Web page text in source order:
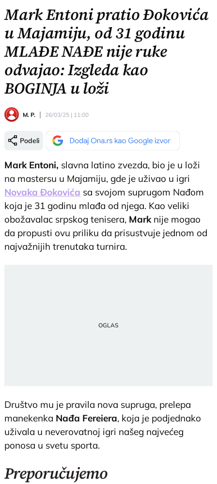
Mark Entoni pratio Đokovića
u Majamiju, od 31 godinu
MLAĐE NAĐE nije ruke
odvajao: Izgleda kao
BOGINJA u loži
M. P. 26/03/25 | 11:00
Podeli
Mark Entoni, slavna latino zvezda, bio je u loži
na mastersu u Majamiju, gde je uživao u igri
Novaka Đokovića sa svojom suprugom Nađom
koja je 31 godinu mlađa od njega. Kao veliki
obožavalac srpskog tenisera, Marknije mogao
da propusti ovu priliku da prisustvuje jednom od
najvažnijih trenutaka turnira.
Društvo mu je pravila nova supruga, prelepa
manekenka Nađa Fereiera, koja je podjednako
uživala u neverovatnoj igri našeg najvećeg
ponosa u svetu sporta.
Preporučujemo